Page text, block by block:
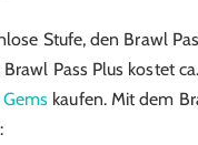
Stufe, den Brawl
Pass Plus kostet
kaufen. Mit dem